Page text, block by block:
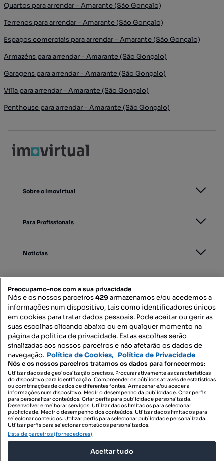
Quartos para arrendar - Amarante (São Gonçalo)
Terrenos para arrendar - Amarante (São Gonçalo)
Espaços comerciais para arrendar - Amarante (São Gonçalo)
Armazéns para arrendar - Amarante (São Gonçalo)
Garagens para arrendar - Amarante (São Gonçalo)
Villa para arrendar - Amarante (São Gonçalo)
Penthouse para arrendar - Amarante (São Gonçalo)
Sobre o Imovirtual
Para Profissionais
Notícias
Mapa do Site
Contacte-nos
SIGA-NOS:
DESCARREGAR NA:
Preocupamo-nos com a sua privacidade
Nós e os nossos parceiros429armazenamos e/ou acedemos a
informações num dispositivo, tais como identificadores únicos
em cookies para tratar dados pessoais. Pode aceitar ou gerir as
suas escolhas clicando abaixo ou em qualquer momento na
página da política de privacidade. Estas escolhas serão
sinalizadas aos nossos parceiros e não afetarão os dados de
navegação. Política de Cookies, Política de Privacidade
Nós e os nossos parceiros tratamos os dados para fornecermos:
Utilizar dados de geolocalização precisos. Procurar ativamente as características
do dispositivo para identificação. Compreender os públicos através de estatísticas
ou combinações de dados de diferentes fontes. Armazenar e/ou aceder a
informações num dispositivo. Medir o desempenho da publicidade. Criar perfis
para personalizar conteúdos. Criar perfis para publicidade personalizada.
Desenvolver e melhorar serviços. Utilizar dados limitados para selecionar
publicidade. Medir o desempenho dos conteúdos. Utilizar dados limitados para
selecionar conteúdos. Utilizar perfis para selecionar publicidade personalizada.
Utilizar perfis para selecionar conteúdos personalizados.
Lista de parceiros (fornecedores)
Aceitar tudo